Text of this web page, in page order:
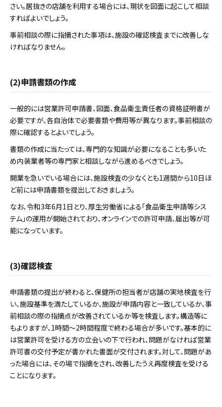
さい。居抜きの店舗を利用する場合には、現状を図面に起こして相談
すればよいでしょう。
事前相談の際に指摘された事項は、施設の確認検査までに改善しな
ければなりません。
(2)申請書類の作成
一般的には営業許可申請書、図面、食品衛生責任者の資格証明書が
必要ですが、各自治体で必要書類や費用等が異なります。事前相談の
際に確認するとよいでしょう。
書類の作成に当たっては、専門的な知識が必要になることも多いた
め内装業者等の専門家と相談しながら進めるべきでしょう。
開業を急いでいる場合には、施設検査の少なくとも1週間から10日ほ
ど前には申請書類を提出しておきましょう。
なお、令和3年6月1日とり、厚生労働省による「食品衛生申請等シス
テム」の運用が開始されており、オンラインでの許可申請、届出等が可
能になっています。
(3)確認検査
申請書類の提出が終わると、保健所の担当者が店舗の実地検査を行
い、施設基準を満たしているか、施設が申請内容と一致しているか、事
前相談の際の指摘点が改善されているか等を検査します。構造等に
もよりますが、1時間～2時間程度で終わる場合が多いです。基本的に
は営業許可を受ける方の立会いの下で行われ、問題がなければ営業
許可書の交付予定が書かれた書面が交付されます。対して、問題があ
った場合には、その場で指摘をされ、改善したうえ再度検査を受ける
ことになります。